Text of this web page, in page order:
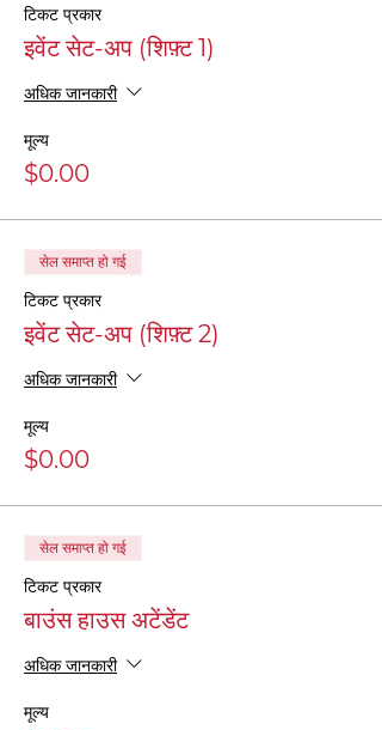
टिकट प्रकार
इवेंट सेट-अप (शिफ़्ट 1)
अधिक जानकारी
मूल्य
$0.00
सेल समाप्त हो गई
टिकट प्रकार
इवेंट सेट-अप (शिफ़्ट 2)
अधिक जानकारी
मूल्य
$0.00
सेल समाप्त हो गई
टिकट प्रकार
बाउंस हाउस अटेंडेंट
अधिक जानकारी
मूल्य